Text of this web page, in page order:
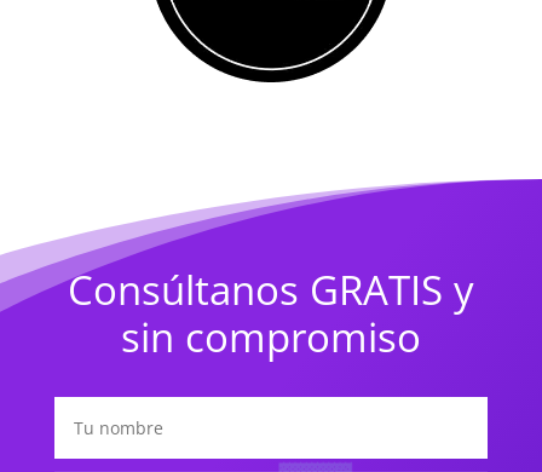
Consúltanos GRATIS y
sin compromiso